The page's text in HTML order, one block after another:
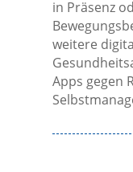
in Präsenz
weitere
Apps gegen